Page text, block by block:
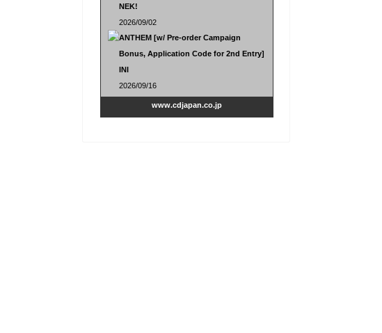
NEK!
2026/09/02
ANTHEM [w/ Pre-order Campaign
Bonus, Application Code for 2nd Entry]
INI
2026/09/16
www.cdjapan.co.jp